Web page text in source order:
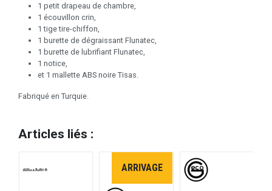
1 petit drapeau de chambre,
1 écouvillon crin,
1 tige tire-chiffon,
1 burette de dégraissant Flunatec,
1 burette de lubrifiant Flunatec,
1 notice,
et 1 mallette ABS noire Tisas.
Fabriqué en Turquie.
Articles liés :
ARRIVAGE